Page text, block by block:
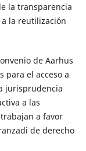
la transparencia
la reutilización
de Aarhus
para el acceso a
jurisprudencia
a las
a favor
de derecho